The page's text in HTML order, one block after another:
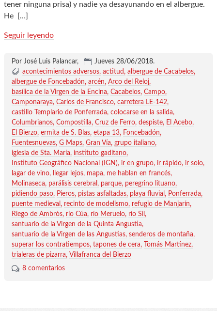
tener ninguna prisa) y nadie ya desayunando en el albergue.
He
[…]
Seguir leyendo
Por José Luis Palancar, Jueves 28/06/2018.
acontecimientos adversos actitud
albergue de Cacabelos
albergue de Foncebadón arcén Arco del Reloj
basílica de la Virgen de la Encina Cacabelos Campo
Camponaraya Carlos de Francisco carretera LE-142
castillo Templario de Ponferrada colocarse en la salida
Columbrianos Compostilla Cruz de Ferro despiste
El Acebo
El Bierzo ermita de S. Blas etapa 13
Foncebadón
Fuentesnuevas G Maps Gran Vía grupo italiano
iglesia de Sta. María
instituto gaditano
Instituto Geográfico Nacional (IGN)
ir en grupo ir rápido ir solo
lagar de vino
llegar lejos mapa
me hablan en francés
Molinaseca
parálisis cerebral parque peregrino lituano
pidiendo paso
Pieros pistas asfaltadas playa fluvial
Ponferrada
puente medieval
recinto de modelismo refugio de Manjarín
Riego de Ambrós río Cúa río Meruelo río Sil
santuario de la Virgen de la Quinta Angustia
santuario de la Virgen de las Angustias senderos de montaña
superar los contratiempos tapones de cera
Tomás Martínez
trialeras de pizarra
Villafranca del Bierzo
8 comentarios